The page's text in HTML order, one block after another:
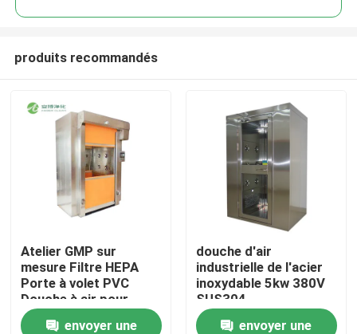
Maison
produits recommandés
Atelier GMP sur
mesure Filtre HEPA
Porte à volet PVC
Douche à air pour
marchandises SUS201
envoyer une
douche d'air
industrielle de l'acier
inoxydable 5kw 380V
SUS304
1290*1000*2050
envoyer une